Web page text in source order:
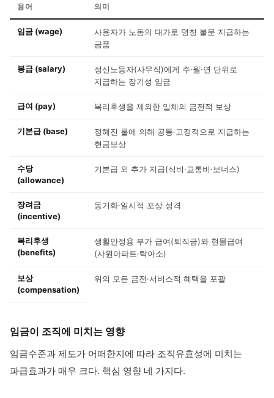
용어 의미
임금 (wage)
사용자가 노동의 대가로 명칭 불문 지급하는
금품
봉급 (salary)
정신노동자(사무직)에게 주·월·연 단위로
지급하는 장기성 임금
급여 (pay) 복리후생을 제외한 일체의 금전적 보상
기본급 (base)
정해진 룰에 의해 공통·고정적으로 지급하는
현금보상
수당
(allowance)
기본급 외 추가 지급(식비·교통비·보너스)
장려금
(incentive)
동기화·일시적 포상 성격
복리후생
(benefits)
생활안정용 부가 급여(퇴직금)와 현물급여
(사원아파트·탁아소)
보상
(compensation)
위의 모든 금전·서비스적 혜택을 포괄
임금이 조직에 미치는 영향
임금수준과 제도가 어떠한지에 따라 조직유효성에 미치는
파급효과가 매우 크다. 핵심 영향 네 가지다.